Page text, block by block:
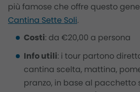
più famose che offre questo
Cantina Sette Soli.
Costi: da €20,00 a persona
Info utili: i tour partono
cantina scelta, mattina,
pranzo, in base al pacchetto